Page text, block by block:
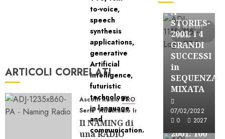
ARTICOLI CORRELATI
Ascolti Radio PRO
Serie "AudiRadio Insights"
Il NAMING di
una RADIO
3 minuti
letti
A-
STORIES-
2001: i 4
GRANDI
SUCCESSI
in
SEQUENZA
MIXATA
07/02/2022
0
2027
A-Stories
Formazione
A-
STORIES-
2001: 100